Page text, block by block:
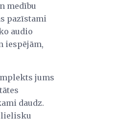
medību
pazīstami
audio
iespējām,
jums
daudz.
lielisku